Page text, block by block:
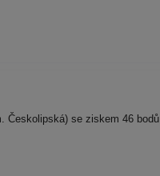
Českolipská) se ziskem 46 bodů